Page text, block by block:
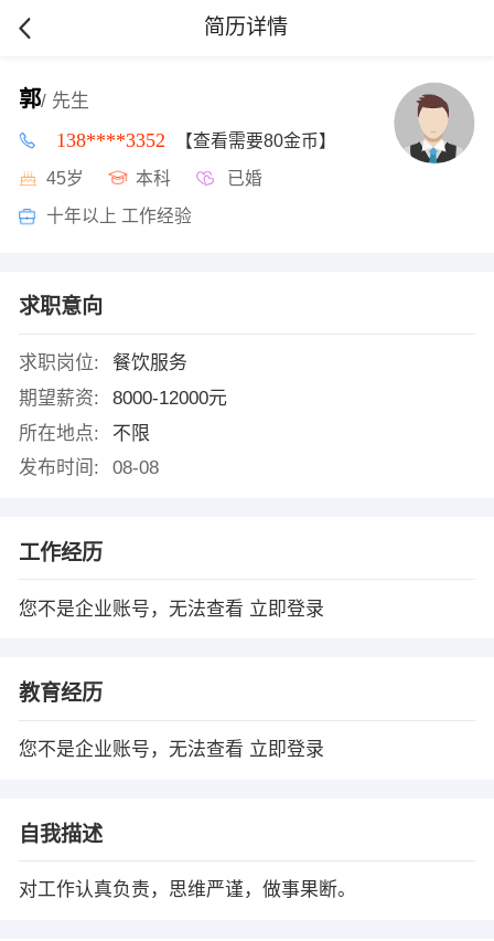
简历详情
郭/ 先生
138****3352 【查看需要80金币】
45岁 本科 已婚
十年以上 工作经验
求职意向
求职岗位:
餐饮服务
期望薪资:
8000-12000元
所在地点:
不限
发布时间:
08-08
工作经历
您不是企业账号，无法查看 立即登录
教育经历
您不是企业账号，无法查看 立即登录
自我描述
对工作认真负责，思维严谨，做事果断。